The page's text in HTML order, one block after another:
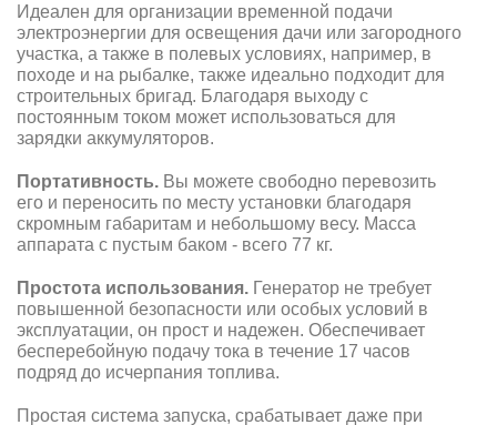
Идеален для организации временной подачи
электроэнергии для освещения дачи или загородного
участка, а также в полевых условиях, например, в
походе и на рыбалке, также идеально подходит для
строительных бригад. Благодаря выходу с
постоянным током может использоваться для
зарядки аккумуляторов.
Портативность. Вы можете свободно перевозить
его и переносить по месту установки благодаря
скромным габаритам и небольшому весу. Масса
аппарата с пустым баком - всего 77 кг.
Простота использования. Генератор не требует
повышенной безопасности или особых условий в
эксплуатации, он прост и надежен. Обеспечивает
бесперебойную подачу тока в течение 17 часов
подряд до исчерпания топлива.
Простая система запуска, срабатывает даже при